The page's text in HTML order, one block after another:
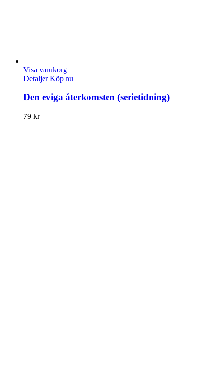
Visa varukorg
Detaljer Köp nu
Den eviga återkomsten (serietidning)
79 kr